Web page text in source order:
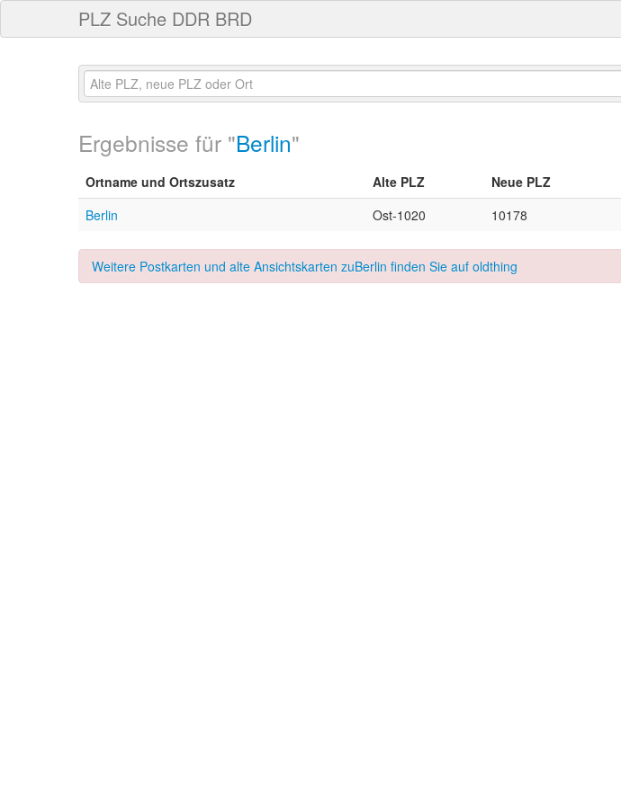
PLZ Suche DDR BRD
Ergebnisse für "Berlin"
Ortname und Ortszusatz Alte PLZ Neue PLZ
Berlin
Ost-1020 10178
Weitere Postkarten und alte Ansichtskarten zuBerlin finden Sie auf oldthing